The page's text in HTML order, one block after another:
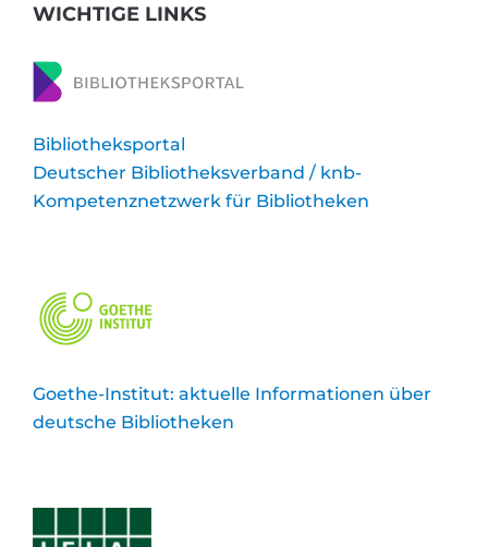
WICHTIGE LINKS
Bibliotheksportal
Deutscher Bibliotheksverband / knb-
Kompetenznetzwerk für Bibliotheken
Goethe-Institut: aktuelle Informationen über
deutsche Bibliotheken